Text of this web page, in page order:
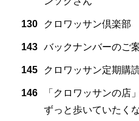
130 クロワッサン倶楽部
143 バックナンバーのご
145 クロワッサン定期購
146
「クロワッサンの店
ずっと歩いていたく